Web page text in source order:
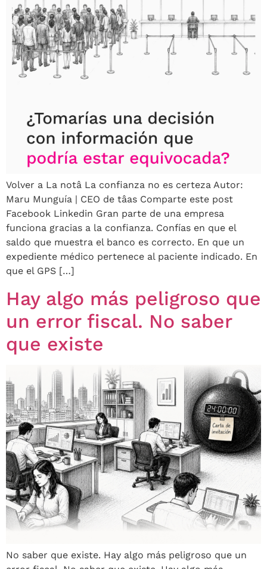
Volver a La notâ La confianza no es certeza Autor:
Maru Munguía | CEO de tâas Comparte este post
Facebook Linkedin Gran parte de una empresa
funciona gracias a la confianza. Confías en que el
saldo que muestra el banco es correcto. En que un
expediente médico pertenece al paciente indicado. En
que el GPS […]
Hay algo más peligroso que
un error fiscal. No saber
que existe
No saber que existe. Hay algo más peligroso que un